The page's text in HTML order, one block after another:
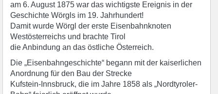
am 6. August 1875 war das wichtigste Ereignis in der
Geschichte Wörgls im 19. Jahrhundert!
Damit wurde Wörgl der erste Eisenbahnknoten
Westösterreichs und brachte Tirol
die Anbindung an das östliche Österreich.
Die „Eisenbahngeschichte“ begann mit der kaiserlichen
Anordnung für den Bau der Strecke
Kufstein-Innsbruck, die im Jahre 1858 als „Nordtyroler-